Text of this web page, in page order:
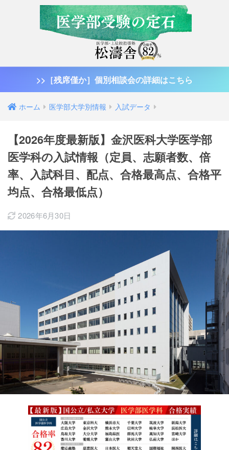
>>［残席僅か］個別相談会の詳細はこちら
ホーム 医学部大学別情報 入試データ
【2026年度最新版】金沢医科大学医学部
医学科の入試情報（定員、志願者数、倍
率、入試科目、配点、合格最高点、合格平
均点、合格最低点）
2026年6月30日